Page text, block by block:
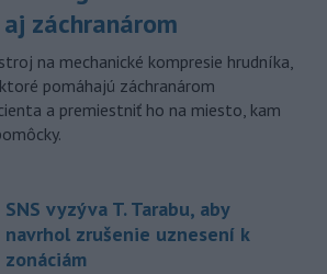
záchranárom
na mechanické kompresie hrudníka,
pomáhajú záchranárom
a premiestniť ho na miesto, kam
SNS vyzýva T. Tarabu, aby
navrhol zrušenie uznesení k
zonáciám